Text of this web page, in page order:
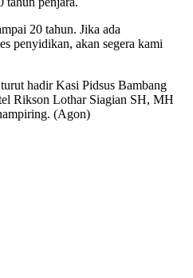
20 tahun. Jika ada
penyidikan, akan segera kami
hadir Kasi Pidsus Bambang
Rikson Lothar Siagian SH, MH
(Agon)